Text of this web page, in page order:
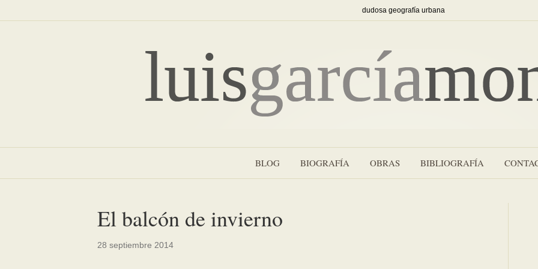
dudosa geografía urbana
BLOG BIOGRAFÍA OBRAS BIBLIOGRAFÍA
El balcón de invierno
28 septiembre 2014